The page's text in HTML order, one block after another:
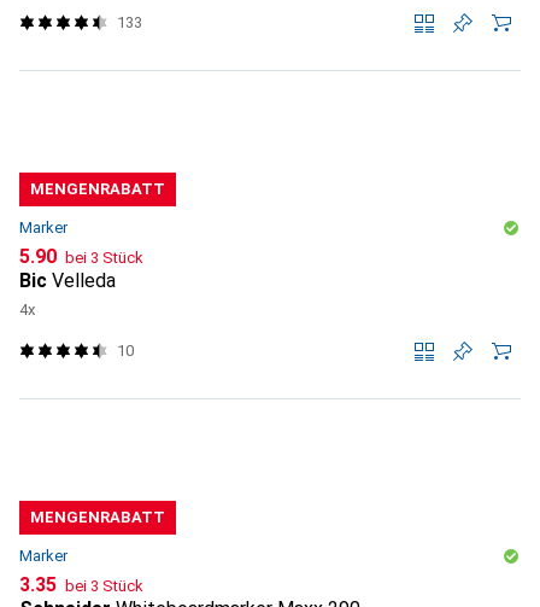
133
MENGENRABATT
Marker
CHF
5.90 bei 3 Stück
Bic Velleda
4x
10
MENGENRABATT
Marker
CHF
3.35 bei 3 Stück